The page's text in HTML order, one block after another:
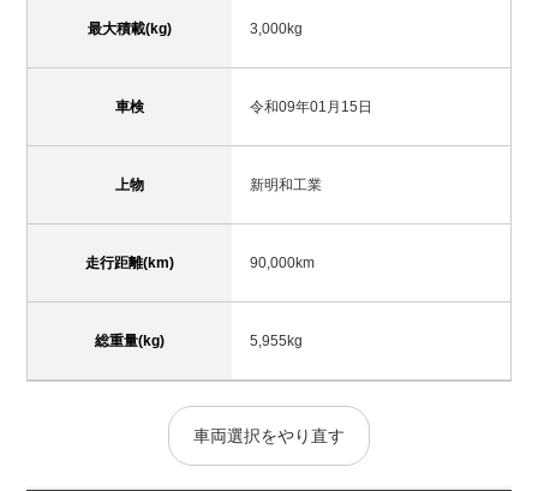
最大積載(kg) 3,000kg
車検 令和09年01月15日
上物 新明和工業
走行距離(km) 90,000km
総重量(kg) 5,955kg
車両選択をやり直す